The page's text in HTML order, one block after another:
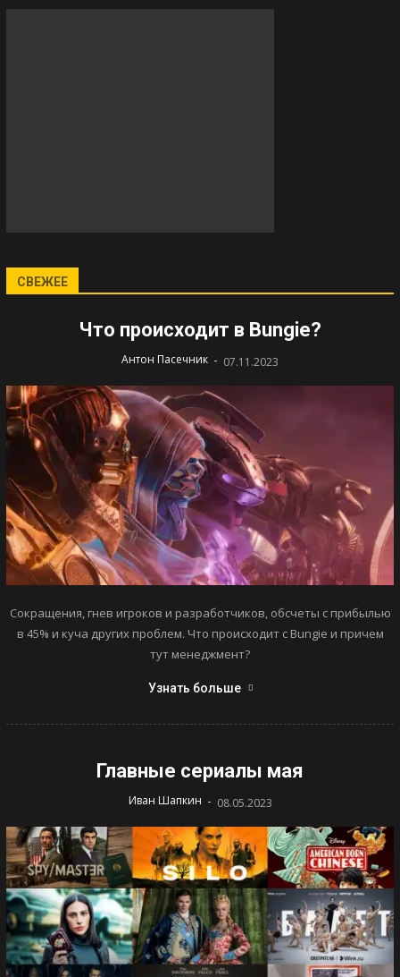
СВЕЖЕЕ
Что происходит в Bungie?
Антон Пасечник - 07.11.2023
Сокращения, гнев игроков и разработчиков, обсчеты с прибылью
в 45% и куча других проблем. Что происходит с Bungie и причем
тут менеджмент?
Узнать больше
Главные сериалы мая
Иван Шапкин - 08.05.2023